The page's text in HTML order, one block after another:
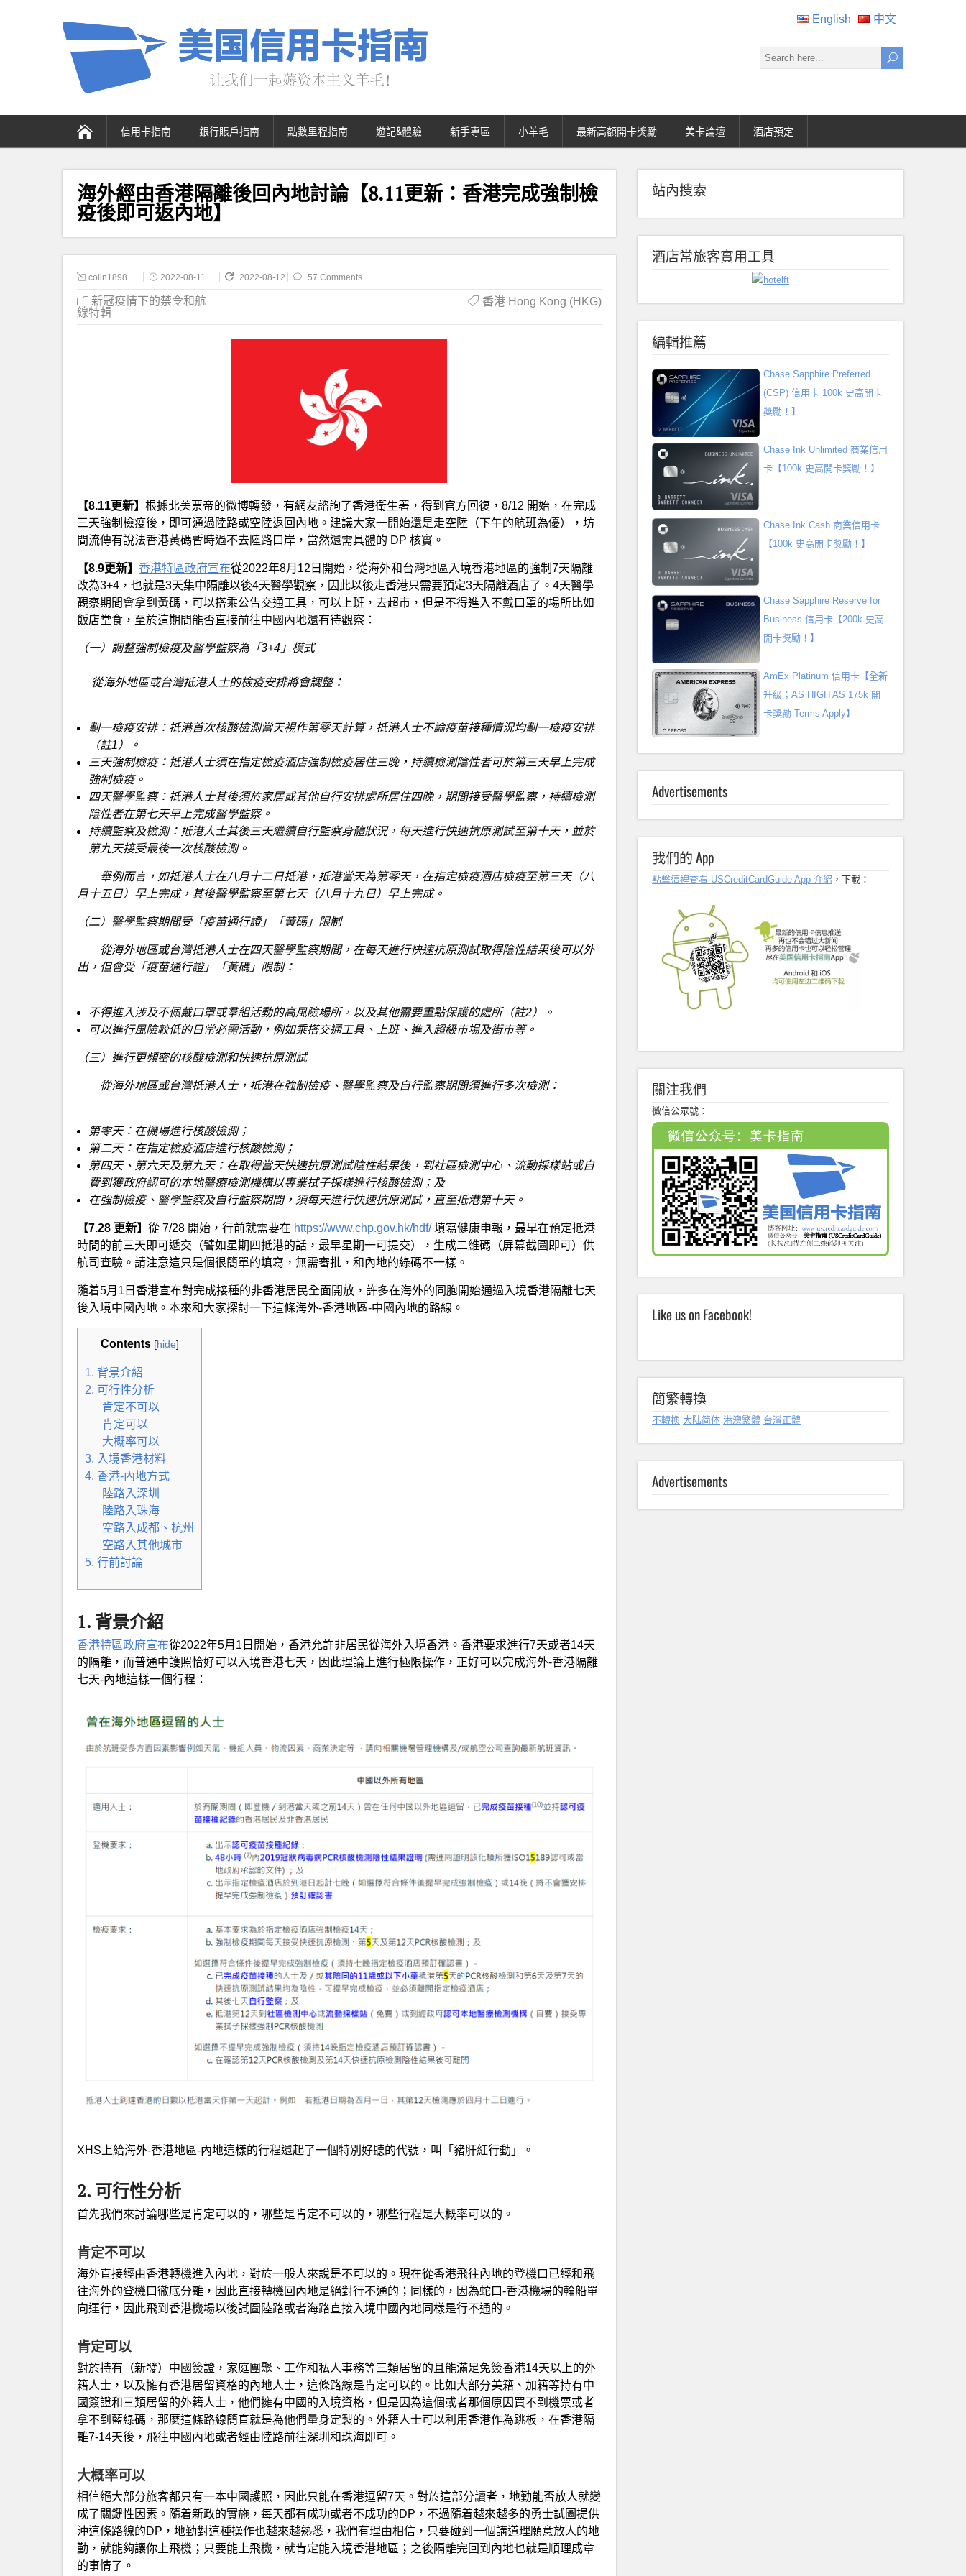
English 中文
信用卡指南 銀行賬戶指南 點數里程指南 遊記&體驗 新手專區 小羊毛 最新高額開卡獎勵 美卡論壇 酒店預定
海外經由香港隔離後回內地討論【8.11更新：香港完成強制檢
疫後即可返內地】
colin1898 2022-08-11 2022-08-12 57 Comments
新冠疫情下的禁令和航
線特輯
香港 Hong Kong (HKG)
【8.11更新】 根據北美票帝的微博轉發，有網友諮詢了香港衛生署，得到官方回復，8/12 開始，在完成
三天強制檢疫後，即可通過陸路或空陸返回內地。建議大家一開始還是走空陸（下午的航班為優），坊
間流傳有說法香港黃碼暫時過不去陸路口岸，當然還需具體的 DP 核實。
【8.9更新】 香港特區政府宣布從2022年8月12日開始，從海外和台灣地區入境香港地區的強制7天隔離
改為3+4，也就是3天集中隔離以後4天醫學觀察，因此以後走香港只需要預定3天隔離酒店了。4天醫學
觀察期間會拿到黃碼，可以搭乘公告交通工具，可以上班，去超市，但是不得進入不戴口罩的場所比如
飯店堂食，至於這期間能否直接前往中國內地還有待觀察：
（一）調整強制檢疫及醫學監察為「3+4」模式
從海外地區或台灣抵港人士的檢疫安排將會調整：
劃一檢疫安排：抵港首次核酸檢測當天視作第零天計算，抵港人士不論疫苗接種情況均劃一檢疫安排
（註1）。
三天強制檢疫：抵港人士須在指定檢疫酒店強制檢疫居住三晚，持續檢測陰性者可於第三天早上完成
強制檢疫。
四天醫學監察：抵港人士其後須於家居或其他自行安排處所居住四晚，期間接受醫學監察，持續檢測
陰性者在第七天早上完成醫學監察。
持續監察及檢測：抵港人士其後三天繼續自行監察身體狀況，每天進行快速抗原測試至第十天，並於
第九天接受最後一次核酸檢測。
舉例而言，如抵港人士在八月十二日抵港，抵港當天為第零天，在指定檢疫酒店檢疫至第三天（八
月十五日）早上完成，其後醫學監察至第七天（八月十九日）早上完成。
（二）醫學監察期間受「疫苗通行證」「黃碼」限制
從海外地區或台灣抵港人士在四天醫學監察期間，在每天進行快速抗原測試取得陰性結果後可以外
出，但會受「疫苗通行證」「黃碼」限制：
不得進入涉及不佩戴口罩或羣組活動的高風險場所，以及其他需要重點保護的處所（註2）。
可以進行風險較低的日常必需活動，例如乘搭交通工具、上班、進入超級市場及街市等。
（三）進行更頻密的核酸檢測和快速抗原測試
從海外地區或台灣抵港人士，抵港在強制檢疫、醫學監察及自行監察期間須進行多次檢測：
第零天：在機場進行核酸檢測；
第二天：在指定檢疫酒店進行核酸檢測；
第四天、第六天及第九天：在取得當天快速抗原測試陰性結果後，到社區檢測中心、流動採樣站或自
費到獲政府認可的本地醫療檢測機構以專業拭子採樣進行核酸檢測；及
在強制檢疫、醫學監察及自行監察期間，須每天進行快速抗原測試，直至抵港第十天。
【7.28 更新】 從 7/28 開始，行前就需要在 https://www.chp.gov.hk/hdf/填寫健康申報，最早在預定抵港
時間的前三天即可遞交（譬如星期四抵港的話，最早星期一可提交），生成二維碼（屏幕截圖即可）供
航司查驗。請注意這只是個很簡單的填寫，無需審批，和內地的綠碼不一樣。
隨着5月1日香港宣布對完成接種的非香港居民全面開放，許多在海外的同胞開始通過入境香港隔離七天
後入境中國內地。本來和大家探討一下這條海外-香港地區-中國內地的路線。
Contents [hide]
1. 背景介紹
2. 可行性分析
肯定不可以
肯定可以
大概率可以
3. 入境香港材料
4. 香港-內地方式
陸路入深圳
陸路入珠海
空路入成都、杭州
空路入其他城市
5. 行前討論
1. 背景介紹
香港特區政府宣布從2022年5月1日開始，香港允許非居民從海外入境香港。香港要求進行7天或者14天
的隔離，而普通中護照恰好可以入境香港七天，因此理論上進行極限操作，正好可以完成海外-香港隔離
七天-內地這樣一個行程：
XHS上給海外-香港地區-內地這樣的行程還起了一個特別好聽的代號，叫「豬肝紅行動」。
2. 可行性分析
首先我們來討論哪些是肯定可以的，哪些是肯定不可以的，哪些行程是大概率可以的。
肯定不可以
海外直接經由香港轉機進入內地，對於一般人來說是不可以的。現在從香港飛往內地的登機口已經和飛
往海外的登機口徹底分離，因此直接轉機回內地是絕對行不通的；同樣的，因為蛇口-香港機場的輪船單
向運行，因此飛到香港機場以後試圖陸路或者海路直接入境中國內地同樣是行不通的。
肯定可以
對於持有（新發）中國簽證，家庭團聚、工作和私人事務等三類居留的且能滿足免簽香港14天以上的外
籍人士，以及擁有香港居留資格的內地人士，這條路線是肯定可以的。比如大部分美籍、加籍等持有中
國簽證和三類居留的外籍人士，他們擁有中國的入境資格，但是因為這個或者那個原因買不到機票或者
拿不到藍綠碼，那麼這條路線簡直就是為他們量身定製的。外籍人士可以利用香港作為跳板，在香港隔
離7-14天後，飛往中國內地或者經由陸路前往深圳和珠海即可。
大概率可以
相信絕大部分旅客都只有一本中國護照，因此只能在香港逗留7天。對於這部分讀者，地勤能否放人就變
成了關鍵性因素。隨着新政的實施，每天都有成功或者不成功的DP，不過隨着越來越多的勇士試圖提供
沖這條路線的DP，地勤對這種操作也越來越熟悉，我們有理由相信，只要碰到一個講道理願意放人的地
勤，就能夠讓你上飛機；只要能上飛機，就肯定能入境香港地區；之後隔離完回到內地也就是順理成章
的事情了。
站內搜索
酒店常旅客實用工具
編輯推薦
Chase Sapphire Preferred
(CSP) 信用卡 100k 史高開卡
獎勵！】
Chase Ink Unlimited 商業信用
卡【100k 史高開卡獎勵！】
Chase Ink Cash 商業信用卡
【100k 史高開卡獎勵！】
Chase Sapphire Reserve for
Business 信用卡【200k 史高
開卡獎勵！】
AmEx Platinum 信用卡【全新
升級；AS HIGH AS 175k 開
卡獎勵 Terms Apply】
Advertisements
我們的 App
點擊這裡查看 USCreditCardGuide App 介紹 ，下載：
關注我們
微信公眾號：
Like us on Facebook!
簡繁轉換
不轉換 大陆简体 港澳繁體 台灣正體
Advertisements